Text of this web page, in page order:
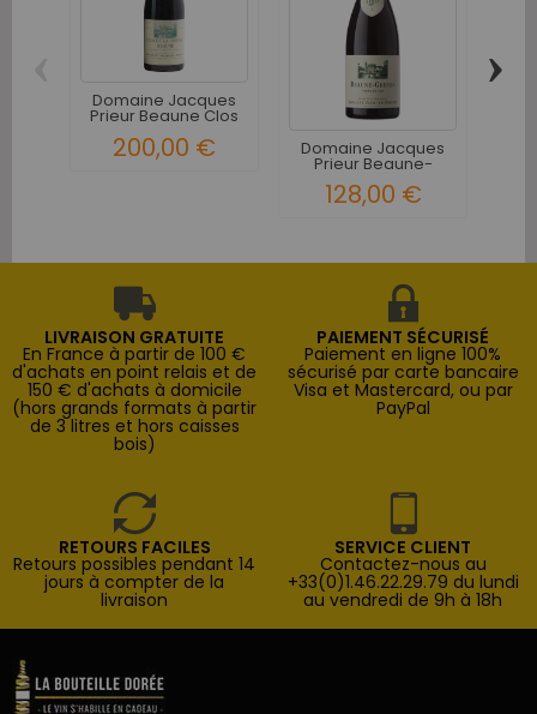
Domaine Jacques
Prieur Beaune Clos
200,00 € Domaine Jacques
Prieur Beaune-
128,00 €
›
LIVRAISON GRATUITE
En France à partir de 100 €
d'achats en point relais et de
150 € d'achats à domicile
(hors grands formats à partir
de 3 litres et hors caisses
bois)
PAIEMENT SÉCURISÉ
Paiement en ligne 100%
sécurisé par carte bancaire
Visa et Mastercard, ou par
PayPal
RETOURS FACILES
Retours possibles pendant 14
jours à compter de la
livraison
SERVICE CLIENT
Contactez-nous au
+33(0)1.46.22.29.79 du lundi
au vendredi de 9h à 18h